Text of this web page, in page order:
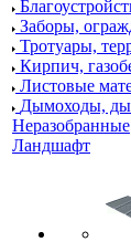
Заборы,
Тротуары,
Кирпич,
Листовые
Дымоходы,
Неразобранные
Ландшафт